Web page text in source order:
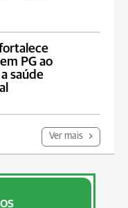
PG ao
saúde
Ver mais